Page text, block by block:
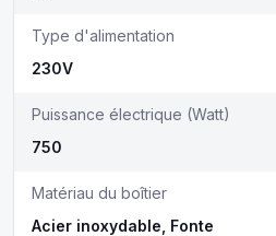
Type d'alimentation
230V
Puissance électrique (Watt)
750
Matériau du boîtier
Acier inoxydable, Fonte